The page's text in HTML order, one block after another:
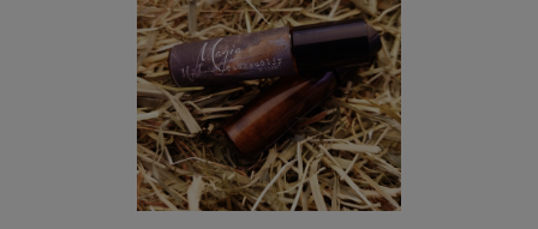
joka ei esimerkiksi astman tms. takia siedä voimakkaita
meditointiin, rumpupiiriin ja vuodenpyörän sapattien
viettoon. Pakattu helposti käytettävään ja mukana kulkevaan
roll-on-lasipulloon. Tuote myydään kuriositeettina ja
viihdetuotteena jonka vaikutuksista ei voida antaa takeita.
Tuotteen ulkonäkö saattaa vaihdella.